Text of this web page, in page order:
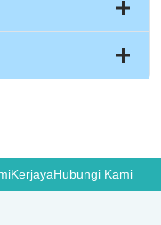
KerjayaHubungi Kami